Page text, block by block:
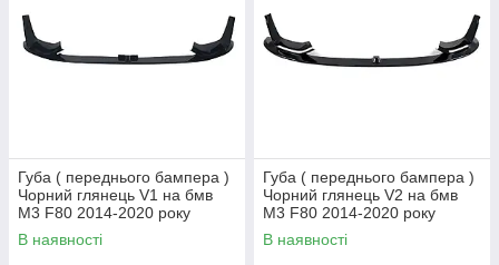
Губа ( переднього бампера )
Чорний глянець V1 на бмв
M3 F80 2014-2020 року
В наявності
Губа ( переднього бампера )
Чорний глянець V2 на бмв
M3 F80 2014-2020 року
В наявності